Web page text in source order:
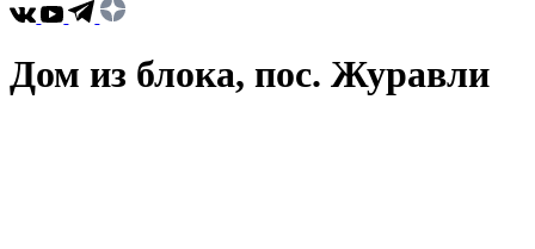
Дом из блока, пос. Журавли